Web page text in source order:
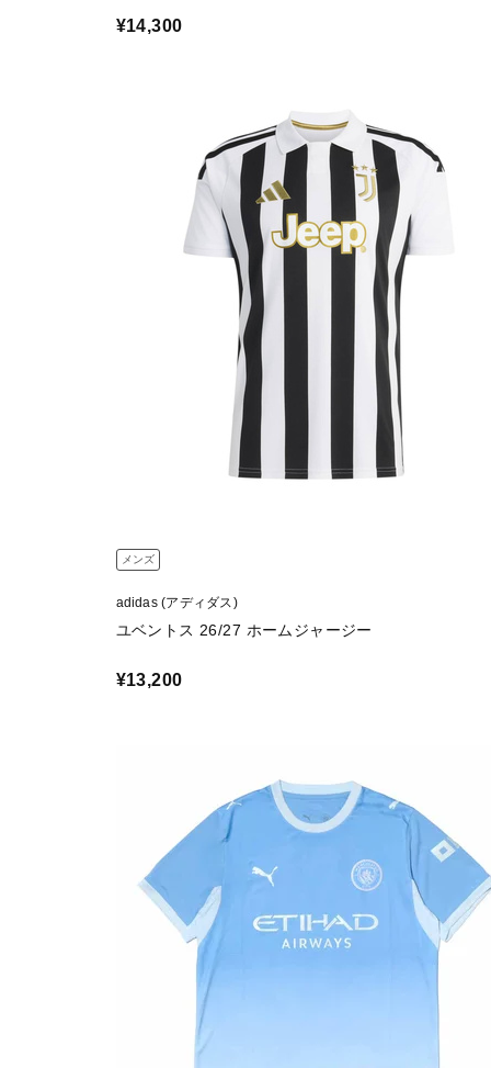
¥14,300
メンズ
adidas (アディダス)
ユベントス 26/27 ホームジャージー
¥13,200